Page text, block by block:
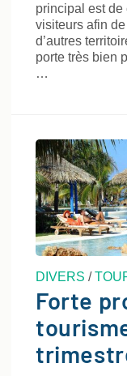
principal est de
visiteurs afin
d’autres
porte très bien
…
DIVERS /
Forte